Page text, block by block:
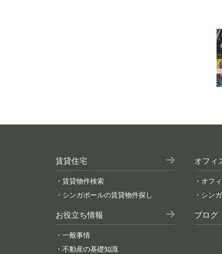
賃貸住宅
・賃貸物件検索
・シンガポールの賃貸物件探し
オフィ
・オフ
・シン
お役立ち情報
・一般事情
・不動産の基礎知識
ブログ